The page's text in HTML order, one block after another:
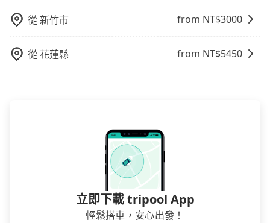
上下車地點仍有段距離，在遇到下雨天或者載行李時，
可直接挑選小轎車、休旅車、或九人座箱型車，如需10
人以上巴士，請來信洽詢。
從新竹市 from NT$3000
從花蓮縣 from NT$5450
立即下載 tripool App
輕鬆搭車，安心出發！